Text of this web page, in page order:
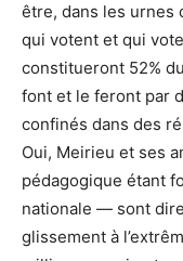
être, dans les urnes
qui votent et qui
constitueront 52%
font et le feront par
confinés dans des
Oui, Meirieu et ses
pédagogique étant
nationale — sont
glissement à